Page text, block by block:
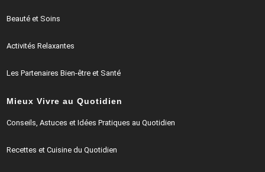
Beauté et Soins
Activités Relaxantes
Les Partenaires Bien-être et Santé
Mieux Vivre au Quotidien
Conseils, Astuces et Idées Pratiques au Quotidien
Recettes et Cuisine du Quotidien